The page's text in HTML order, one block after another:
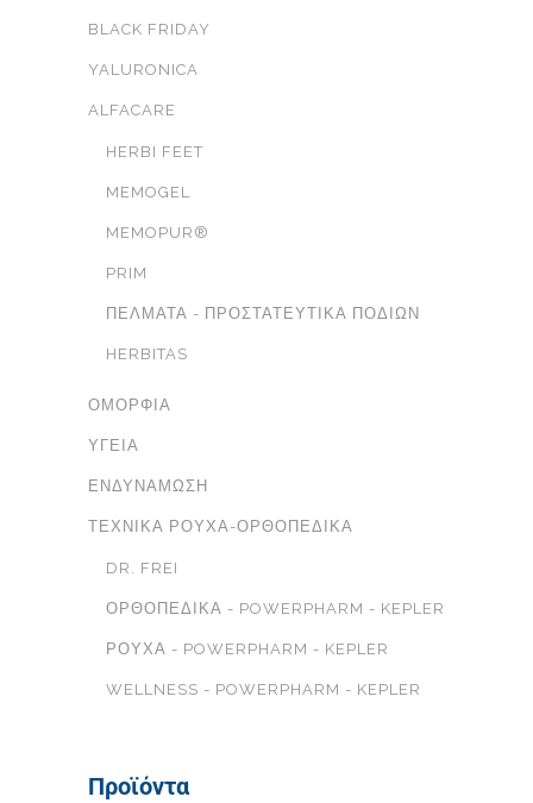
BLACK FRIDAY
YALURONICA
ALFACARE
HERBI FEET
MEMOGEL
MEMOPUR®
PRIM
ΠΈΛΜΑΤΑ - ΠΡΟΣΤΑΤΕΥΤΙΚΆ ΠΟΔΙΏΝ
HERBITAS
ΟΜΟΡΦΙΆ
ΥΓΕΊΑ
ΕΝΔΥΝΆΜΩΣΗ
ΤΕΧΝΙΚΆ ΡΟΎΧΑ-ΟΡΘΟΠΕΔΙΚΆ
DR. FREI
ΟΡΘΟΠΕΔΙΚΆ - POWERPHARM - KEPLER
ΡΟΎΧΑ - POWERPHARM - KEPLER
WELLNESS - POWERPHARM - KEPLER
Προϊόντα